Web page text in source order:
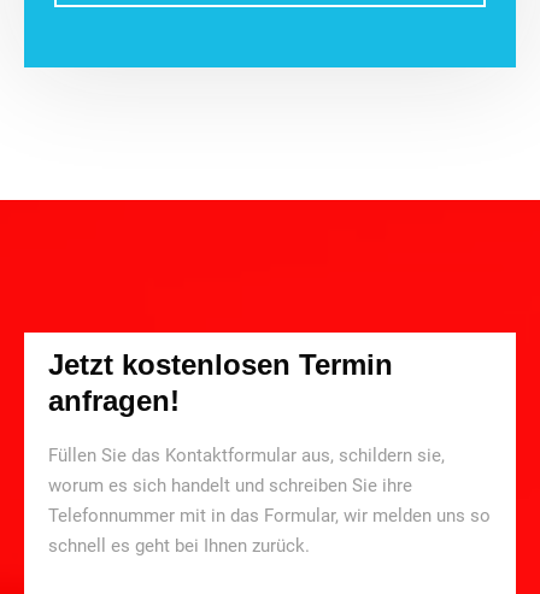
Jetzt kostenlosen Termin
anfragen!
Füllen Sie das Kontaktformular aus, schildern sie,
worum es sich handelt und schreiben Sie ihre
Telefonnummer mit in das Formular, wir melden uns so
schnell es geht bei Ihnen zurück.